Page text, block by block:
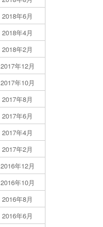
2018年6月
2018年4月
2018年2月
2017年12月
2017年10月
2017年8月
2017年6月
2017年4月
2017年2月
2016年12月
2016年10月
2016年8月
2016年6月